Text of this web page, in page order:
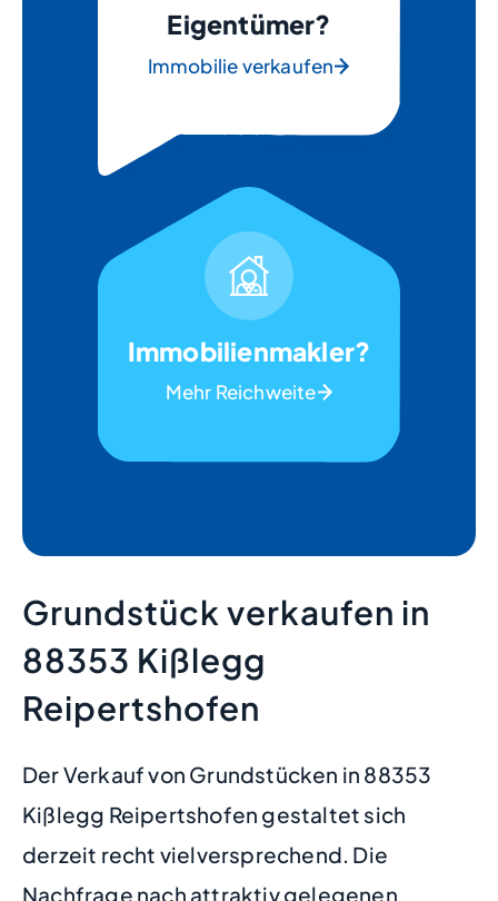
Eigentümer?
Immobilie verkaufen
Immobilienmakler?
Mehr Reichweite
Grundstück verkaufen in
88353 Kißlegg
Reipertshofen
Der Verkauf von Grundstücken in 88353
Kißlegg Reipertshofen gestaltet sich
derzeit recht vielversprechend. Die
Nachfrage nach attraktiv gelegenen